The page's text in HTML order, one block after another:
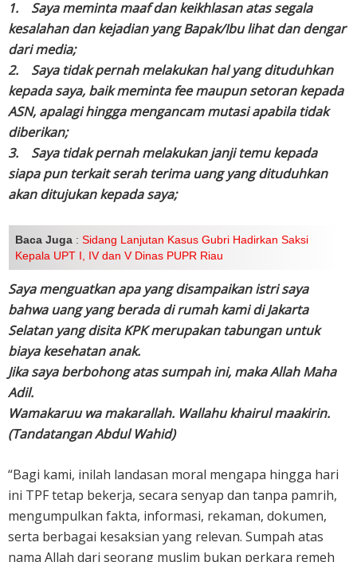
1. Saya meminta maaf dan keikhlasan atas segala
kesalahan dan kejadian yang Bapak/Ibu lihat dan dengar
dari media;
2. Saya tidak pernah melakukan hal yang dituduhkan
kepada saya, baik meminta fee maupun setoran kepada
ASN, apalagi hingga mengancam mutasi apabila tidak
diberikan;
3. Saya tidak pernah melakukan janji temu kepada
siapa pun terkait serah terima uang yang dituduhkan
akan ditujukan kepada saya;
Baca Juga : Sidang Lanjutan Kasus Gubri Hadirkan Saksi
Kepala UPT I, IV dan V Dinas PUPR Riau
Saya menguatkan apa yang disampaikan istri saya
bahwa uang yang berada di rumah kami di Jakarta
Selatan yang disita KPK merupakan tabungan untuk
biaya kesehatan anak.
Jika saya berbohong atas sumpah ini, maka Allah Maha
Adil.
Wamakaruu wa makarallah. Wallahu khairul maakirin.
(Tandatangan Abdul Wahid)
“Bagi kami, inilah landasan moral mengapa hingga hari
ini TPF tetap bekerja, secara senyap dan tanpa pamrih,
mengumpulkan fakta, informasi, rekaman, dokumen,
serta berbagai kesaksian yang relevan. Sumpah atas
nama Allah dari seorang muslim bukan perkara remeh